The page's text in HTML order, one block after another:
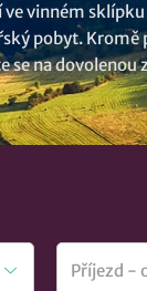
vinném
pobyt.
na
všechna